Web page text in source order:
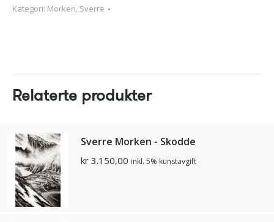
Kategori: Morken, Sverre
Relaterte produkter
Sverre Morken - Skodde
kr 3.150,00 inkl. 5% kunstavgift